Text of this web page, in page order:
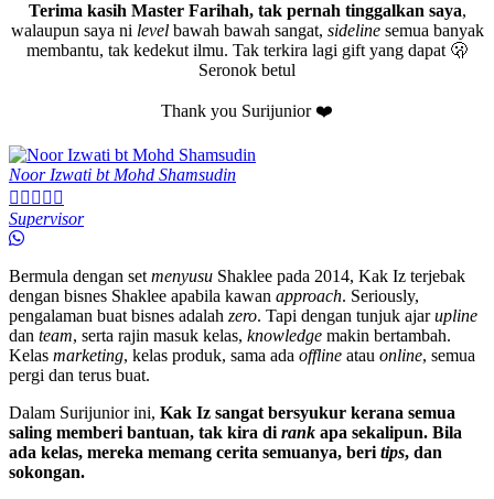
Terima kasih Master Farihah, tak pernah tinggalkan saya,
walaupun saya ni level bawah bawah sangat, sideline semua banyak
membantu, tak kedekut ilmu. Tak terkira lagi gift yang dapat 🫢
Seronok betul
Thank you Surijunior ❤️
Noor Izwati bt Mohd Shamsudin
    
Supervisor
Bermula dengan set menyusu Shaklee pada 2014, Kak Iz terjebak
dengan bisnes Shaklee apabila kawan approach. Seriously,
pengalaman buat bisnes adalah zero. Tapi dengan tunjuk ajarupline
dan team, serta rajin masuk kelas, knowledge makin bertambah.
Kelas marketing, kelas produk, sama ada offline atau online, semua
pergi dan terus buat.
Dalam Surijunior ini, Kak Iz sangat bersyukur kerana semua
saling memberi bantuan, tak kira di rank apa sekalipun. Bila
ada kelas, mereka memang cerita semuanya, beri tips, dan
sokongan.